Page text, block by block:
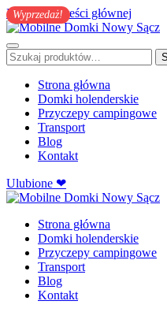
Przejdź do treści głównej
Szukaj:
Strona główna
Domki holenderskie
Przyczepy campingowe
Transport
Blog
Kontakt
Ulubione ❤
Strona główna
Domki holenderskie
Przyczepy campingowe
Transport
Blog
Kontakt
Wyprzedaż!